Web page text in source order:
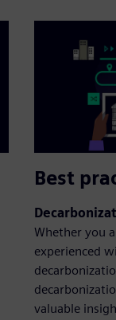
Best
Whether you
experienced
valuable